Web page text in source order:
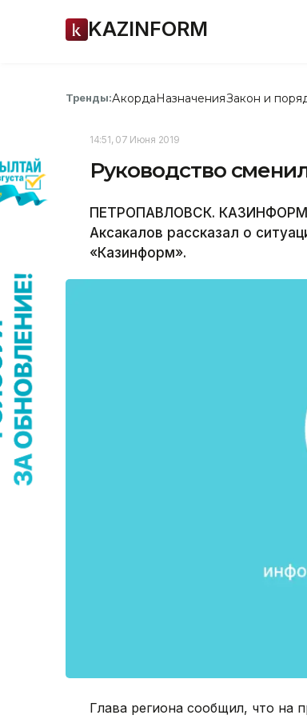
KAZINFORM
Тренды:АкордаНазначенияЗакон и
14:51, 07 Июня 2019
Руководство
ПЕТРОПАВЛОВСК. КАЗИНФОРМ
Аксакалов рассказал о
«Казинформ».
Глава региона сообщил, что на